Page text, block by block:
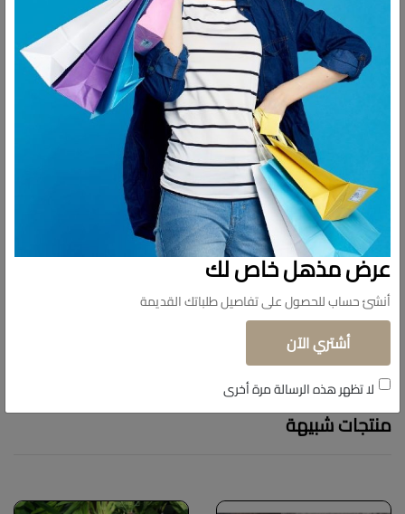
طقم عشاء بورسلين تشيب لوتس دريم، 62
قطعة - ابيض ذهبي
منتجات شبيهة
عرض مذهل خاص لك
أنشئ حساب للحصول على تفاصيل طلباتك القديمة
أشتري الآن
لا تظهر هذه الرسالة مرة أخرى